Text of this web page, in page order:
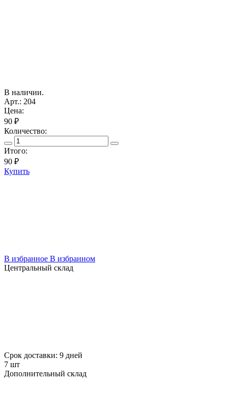
В наличии.
Арт.: 204
Цена:
90 ₽
Количество:
Итого:
90 ₽
Купить
В избранное В избранном
Центральный склад
Срок доставки: 9 дней
7 шт
Дополнительный склад